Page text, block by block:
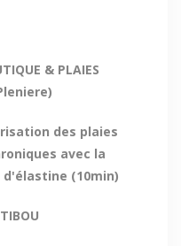
& PLAIES
des plaies
avec la
(10min)